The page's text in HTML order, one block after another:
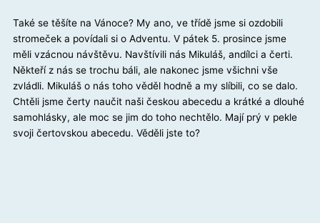
Také se těšíte na Vánoce? My ano, ve třídě jsme si ozdobili
stromeček a povídali si o Adventu. V pátek 5. prosince jsme
měli vzácnou návštěvu. Navštívili nás Mikuláš, andílci a čerti.
Někteří z nás se trochu báli, ale nakonec jsme všichni vše
zvládli. Mikuláš o nás toho věděl hodně a my slíbili, co se dalo.
Chtěli jsme čerty naučit naši českou abecedu a krátké a dlouhé
samohlásky, ale moc se jim do toho nechtělo. Mají prý v pekle
svoji čertovskou abecedu. Věděli jste to?